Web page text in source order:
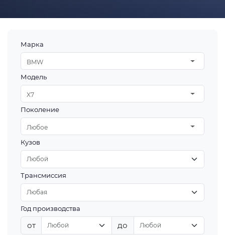
Марка
BMW
Модель
X7
Поколение
Любое
Кузов
Трансмиссия
Год производства
от до